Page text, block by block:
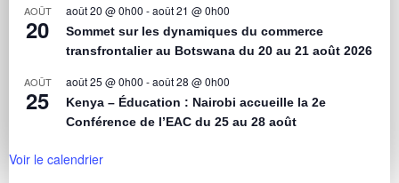
AOÛT
20
août 20 @ 0h00 -août 21 @ 0h00
Sommet sur les dynamiques du commerce
transfrontalier au Botswana du 20 au 21 août 2026
AOÛT
25
août 25 @ 0h00 -août 28 @ 0h00
Kenya – Éducation : Nairobi accueille la 2e
Conférence de l’EAC du 25 au 28 août
Voir le calendrier